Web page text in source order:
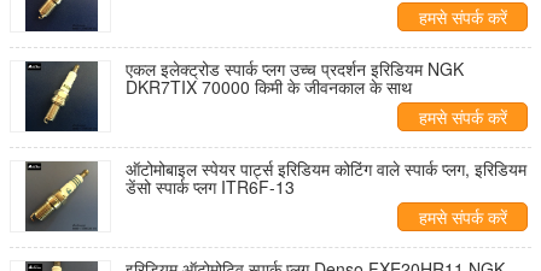
हमसे संपर्क करें
एकल इलेक्ट्रोड स्पार्क प्लग उच्च प्रदर्शन इरिडियम NGK
DKR7TIX 70000 किमी के जीवनकाल के साथ
हमसे संपर्क करें
ऑटोमोबाइल स्पेयर पार्ट्स इरिडियम कोटिंग वाले स्पार्क प्लग, इरिडियम
डेंसो स्पार्क प्लग ITR6F-13
हमसे संपर्क करें